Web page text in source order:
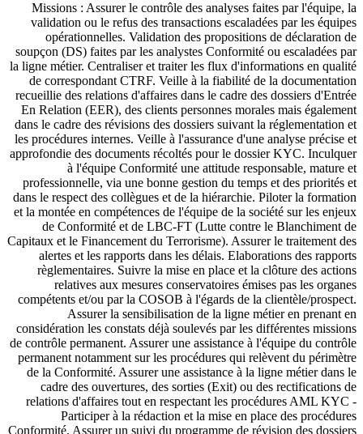
Missions : Assurer le contrôle des analyses faites par l'équipe, la
validation ou le refus des transactions escaladées par les équipes
opérationnelles. Validation des propositions de déclaration de
soupçon (DS) faites par les analystes Conformité ou escaladées par
la ligne métier. Centraliser et traiter les flux d'informations en qualité
de correspondant CTRF. Veille à la fiabilité de la documentation
recueillie des relations d'affaires dans le cadre des dossiers d'Entrée
En Relation (EER), des clients personnes morales mais également
dans le cadre des révisions des dossiers suivant la réglementation et
les procédures internes. Veille à l'assurance d'une analyse précise et
approfondie des documents récoltés pour le dossier KYC. Inculquer
à l'équipe Conformité une attitude responsable, mature et
professionnelle, via une bonne gestion du temps et des priorités et
dans le respect des collègues et de la hiérarchie. Piloter la formation
et la montée en compétences de l'équipe de la société sur les enjeux
de Conformité et de LBC-FT (Lutte contre le Blanchiment de
Capitaux et le Financement du Terrorisme). Assurer le traitement des
alertes et les rapports dans les délais. Elaborations des rapports
règlementaires. Suivre la mise en place et la clôture des actions
relatives aux mesures conservatoires émises pas les organes
compétents et/ou par la COSOB à l'égards de la clientèle/prospect.
Assurer la sensibilisation de la ligne métier en prenant en
considération les constats déjà soulevés par les différentes missions
de contrôle permanent. Assurer une assistance à l'équipe du contrôle
permanent notamment sur les procédures qui relèvent du périmètre
de la Conformité. Assurer une assistance à la ligne métier dans le
cadre des ouvertures, des sorties (Exit) ou des rectifications de
relations d'affaires tout en respectant les procédures AML KYC -
Participer à la rédaction et la mise en place des procédures
Conformité, Assurer un suivi du programme de révision des dossiers